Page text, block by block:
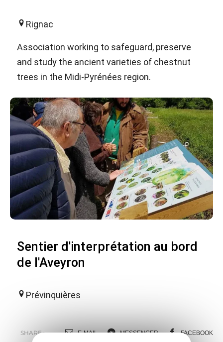
Rignac
Association working to safeguard, preserve
and study the ancient varieties of chestnut
trees in the Midi-Pyrénées region.
Sentier d'interprétation au bord
de l'Aveyron
Prévinquières
SHARE : E-MAIL MESSENGER FACEBOOK